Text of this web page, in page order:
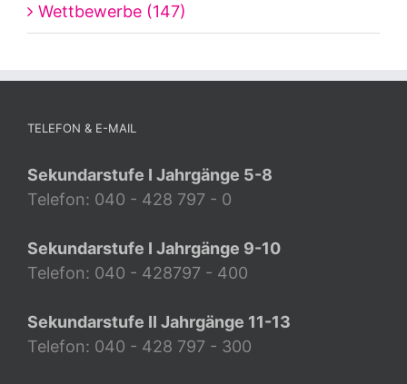
Wettbewerbe (147)
TELEFON & E-MAIL
Sekundarstufe I Jahrgänge 5-8
Telefon: 040 - 428 797 - 0
Sekundarstufe I Jahrgänge 9-10
Telefon: 040 - 428797 - 400
Sekundarstufe II Jahrgänge 11-13
Telefon: 040 - 428 797 - 300